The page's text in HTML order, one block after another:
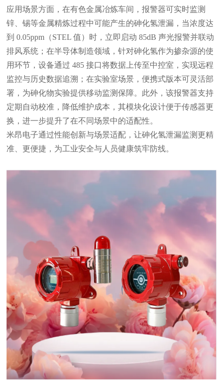
应用场景方面，在有色金属冶炼车间，报警器可实时监测
锌、锡等金属精炼过程中可能产生的砷化氢泄漏，当浓度达
到 0.05ppm（STEL 值）时，立即启动 85dB 声光报警并联动
排风系统；在半导体制造领域，针对砷化氢作为掺杂源的使
用环节，设备通过 485 接口将数据上传至中控室，实现远程
监控与历史数据追溯；在实验室场景，便携式版本可灵活部
署，为砷化物实验提供移动监测保障。此外，该报警器支持
定期自动校准，降低维护成本，其模块化设计便于传感器更
换，进一步提升了在不同场景中的适配性。
米昂电子通过性能创新与场景适配，让砷化氢泄漏监测更精
准、更便捷，为工业安全与人员健康筑牢防线。